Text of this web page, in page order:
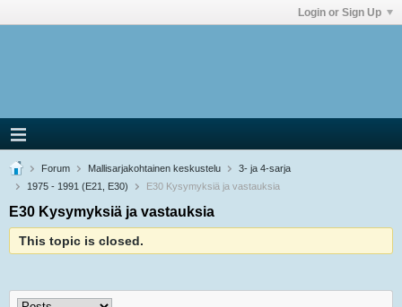
Login or Sign Up
Forum Mallisarjakohtainen keskustelu
3- ja 4-sarja
1975 - 1991 (E21, E30)
E30 Kysymyksiä ja vastauksia
E30 Kysymyksiä ja vastauksia
This topic is closed.